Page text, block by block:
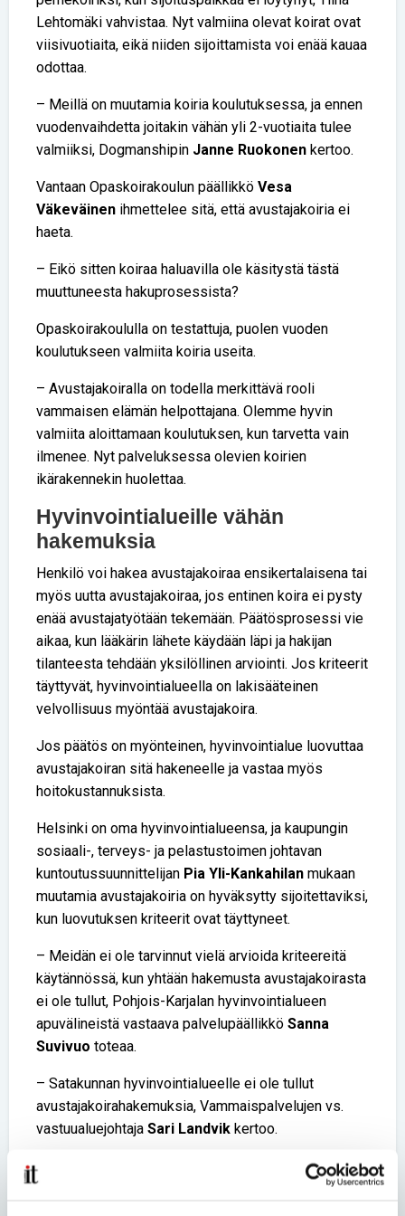
Lehtomäki vahvistaa. Nyt valmiina olevat koirat ovat
viisivuotiaita, eikä niiden sijoittamista voi enää kauaa
odottaa.
– Meillä on muutamia koiria koulutuksessa, ja ennen
vuodenvaihdetta joitakin vähän yli 2-vuotiaita tulee
valmiiksi, Dogmanshipin Janne Ruokonen kertoo.
Vantaan Opaskoirakoulun päällikkö Vesa
Väkeväinen ihmettelee sitä, että avustajakoiria ei
haeta.
– Eikö sitten koiraa haluavilla ole käsitystä tästä
muuttuneesta hakuprosessista?
Opaskoirakoululla on testattuja, puolen vuoden
koulutukseen valmiita koiria useita.
– Avustajakoiralla on todella merkittävä rooli
vammaisen elämän helpottajana. Olemme hyvin
valmiita aloittamaan koulutuksen, kun tarvetta vain
ilmenee. Nyt palveluksessa olevien koirien
ikärakennekin huolettaa.
Hyvinvointialueille vähän
hakemuksia
Henkilö voi hakea avustajakoiraa ensikertalaisena tai
myös uutta avustajakoiraa, jos entinen koira ei pysty
enää avustajatyötään tekemään. Päätösprosessi vie
aikaa, kun lääkärin lähete käydään läpi ja hakijan
tilanteesta tehdään yksilöllinen arviointi. Jos kriteerit
täyttyvät, hyvinvointialueella on lakisääteinen
velvollisuus myöntää avustajakoira.
Jos päätös on myönteinen, hyvinvointialue luovuttaa
avustajakoiran sitä hakeneelle ja vastaa myös
hoitokustannuksista.
Helsinki on oma hyvinvointialueensa, ja kaupungin
sosiaali-, terveys- ja pelastustoimen johtavan
kuntoutussuunnittelijan Pia Yli-Kankahilan mukaan
muutamia avustajakoiria on hyväksytty sijoitettaviksi,
kun luovutuksen kriteerit ovat täyttyneet.
– Meidän ei ole tarvinnut vielä arvioida kriteereitä
käytännössä, kun yhtään hakemusta avustajakoirasta
ei ole tullut, Pohjois-Karjalan hyvinvointialueen
apuvälineistä vastaava palvelupäällikkö Sanna
Suvivuo toteaa.
– Satakunnan hyvinvointialueelle ei ole tullut
avustajakoirahakemuksia, Vammaispalvelujen vs.
vastuualuejohtaja Sari Landvik kertoo.
Myöskään Kanta-Hämeen hyvinvointialueella ei
yhtään hakemusta avustajakoiran saamiseksi ole